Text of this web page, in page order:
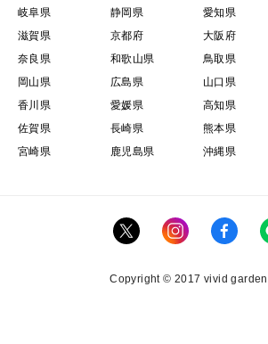
岐阜県
静岡県 愛知県
滋賀県
京都府 大阪府
奈良県
和歌山県 鳥取県
岡山県
広島県 山口県
香川県
愛媛県 高知県
佐賀県
長崎県 熊本県
宮崎県
鹿児島県 沖縄県
Copyright © 2017 vivid garden